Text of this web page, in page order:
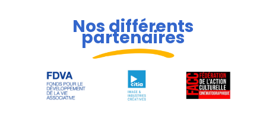
Nos différents
partenaires